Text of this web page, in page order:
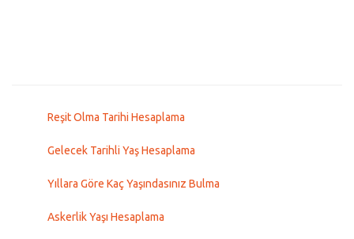
Reşit Olma Tarihi Hesaplama
Gelecek Tarihli Yaş Hesaplama
Yıllara Göre Kaç Yaşındasınız Bulma
Askerlik Yaşı Hesaplama